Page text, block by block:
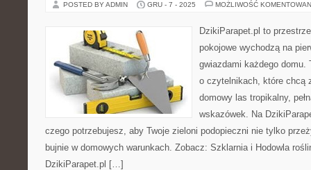
POSTED BY ADMIN GRU - 7 - 2025 MOŻLIWOŚĆ
DzikiParapet.pl to
pokojowe wychodzą na
gwiazdami każdego
o czytelnikach, które chcą
domowy las tropikalny,
wskazówek. Na
czego potrzebujesz, aby Twoje zieloni podopieczni nie tylko
bujnie w domowych warunkach. Zobacz: Szklarnia i Hodowla
DzikiParapet.pl […]